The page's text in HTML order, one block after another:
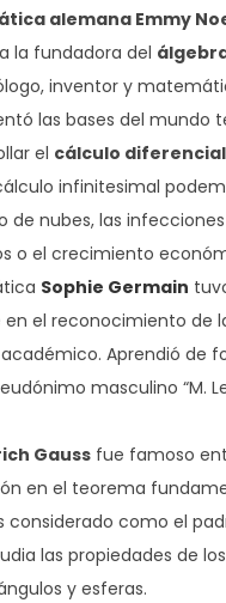
alemana Emmy
la fundadora del
inventor y
las bases del mundo
el cálculo
infinitesimal
de nubes, las
o el crecimiento
Sophie Germain
el reconocimiento de
Aprendió de
masculino “M.
Gauss fue famoso
en el teorema
considerado como el
las propiedades de
y esferas.